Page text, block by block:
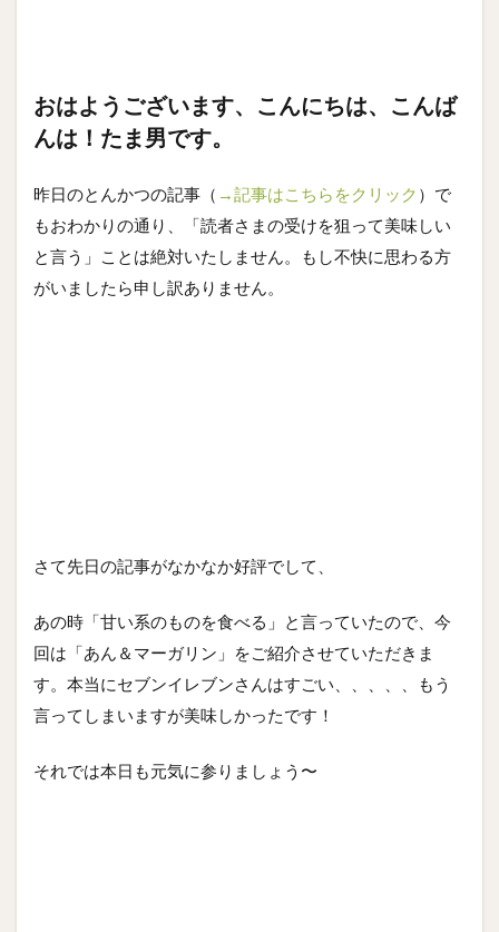
おはようございます、こんにちは、こんば
んは！たま男です。
昨日のとんかつの記事（ →記事はこちらをクリック ）で
もおわかりの通り、「読者さまの受けを狙って美味しい
と言う」ことは絶対いたしません。もし不快に思わる方
がいましたら申し訳ありません。
さて先日の記事がなかなか好評でして、
あの時「甘い系のものを食べる」と言っていたので、今
回は「あん＆マーガリン」をご紹介させていただきま
す。本当にセブンイレブンさんはすごい、、、、、もう
言ってしまいますが美味しかったです！
それでは本日も元気に参りましょう〜